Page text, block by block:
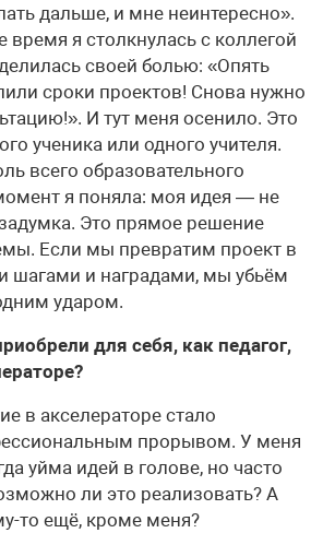
дальше, и мне неинтересно».
время я столкнулась с коллегой
своей болью: «Опять
сроки проектов! Снова нужно
И тут меня осенило. Это
ученика или одного учителя.
всего образовательного
я поняла: моя идея — не
Это прямое решение
Если мы превратим проект в
шагами и наградами, мы убьём
ударом.
для себя, как педагог,
в акселераторе стало
прорывом. У меня
уйма идей в голове, но часто
ли это реализовать? А
то ещё, кроме меня?